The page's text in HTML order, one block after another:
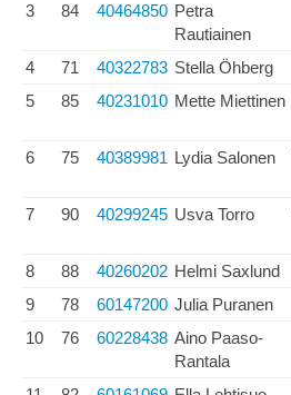
3 84 40464850 Petra
Rautiainen
4 71 40322783 Stella Öhberg
5
85 40231010 Mette Miettinen
6 75 40389981 Lydia Salonen
7 90 40299245 Usva Torro
8 88 40260202 Helmi Saxlund
9
78 60147200 Julia Puranen
10
76 60228438 Aino Paaso-
Rantala